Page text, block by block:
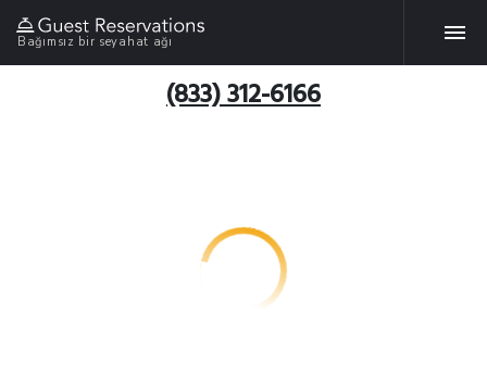
Bağımsız bir seyahat ağı
(833) 312-6166